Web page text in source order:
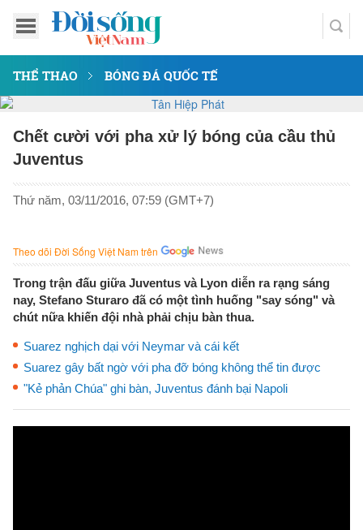
THỂ THAO BÓNG ĐÁ QUỐC TẾ
Chết cười với pha xử lý bóng của cầu thủ
Juventus
Thứ năm, 03/11/2016, 07:59 (GMT+7)
Theo dõi Đời Sống Việt Nam trên
Trong trận đấu giữa Juventus và Lyon diễn ra rạng sáng
nay, Stefano Sturaro đã có một tình huống "say sóng" và
chút nữa khiến đội nhà phải chịu bàn thua.
Suarez nghịch dại với Neymar và cái kết
Suarez gây bất ngờ với pha đỡ bóng không thể tin được
"Kẻ phản Chúa" ghi bàn, Juventus đánh bại Napoli